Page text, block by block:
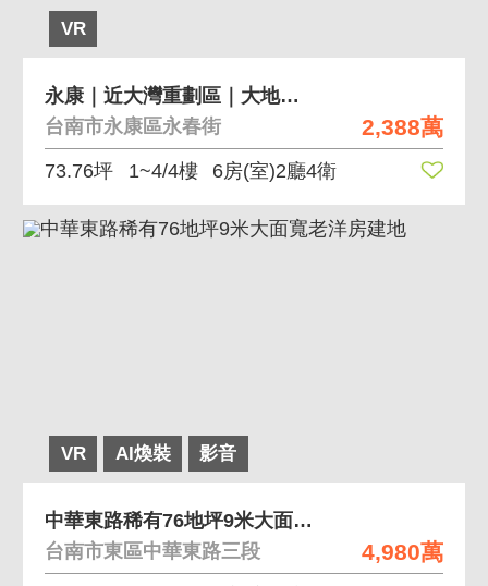
VR
2,388萬
永康｜近大灣重劃區｜大地坪車庫美透天
台南市永康區永春街
73.76坪 1~4/4樓 6房(室)2廳4衛
VR AI煥裝 影音
4,980萬
中華東路稀有76地坪9米大面寬老洋房建地
台南市東區中華東路三段